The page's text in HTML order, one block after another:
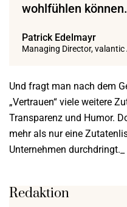
wohlfühlen können.
Patrick Edelmayr
Managing Director, valantic
Und fragt man nach dem
„Vertrauen“ viele weitere
Transparenz und Humor.
mehr als nur eine
Unternehmen durchdringt._
Redaktion